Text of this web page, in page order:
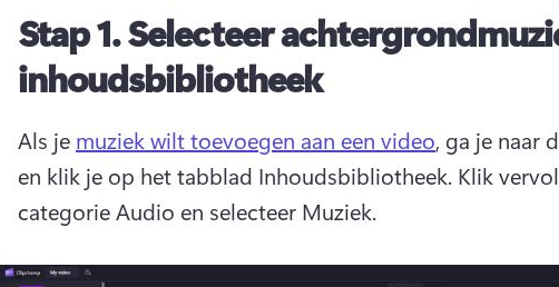
Stap 1.Selecteer
inhoudsbibliotheek
Als je muziek wilt toevoegen aan een video, ga je naar
en klik je op het tabblad Inhoudsbibliotheek. Klik
categorie Audio en selecteer Muziek.